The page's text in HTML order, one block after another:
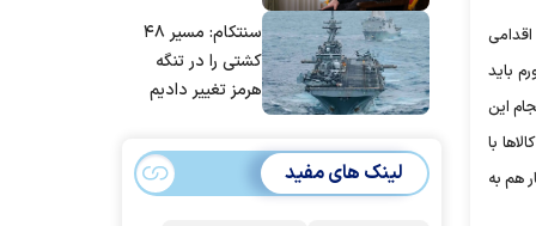
آن اقدامی
باید
این
با
هم به
مردم ایران استسنتکام: مسیر ۴۸
کشتی را در تنگه
هرمز تغییر دادیم
لینک های مفید